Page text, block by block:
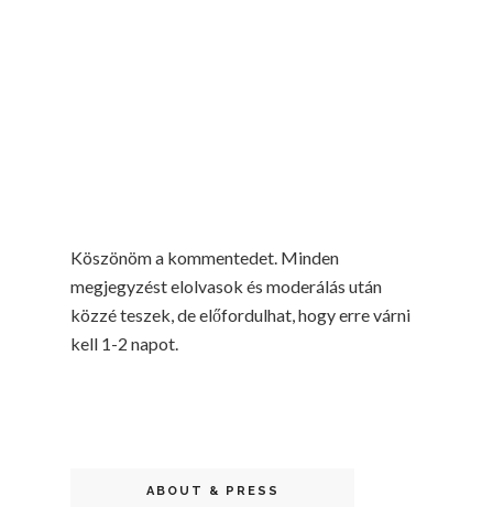
Köszönöm a kommentedet. Minden
megjegyzést elolvasok és moderálás után
közzé teszek, de előfordulhat, hogy erre várni
kell 1-2 napot.
ABOUT & PRESS